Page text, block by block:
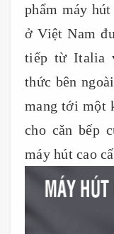
phẩm máy
ở Việt Nam
tiếp từ Italia
thức bên
mang tới một
cho căn bếp
máy hút cao